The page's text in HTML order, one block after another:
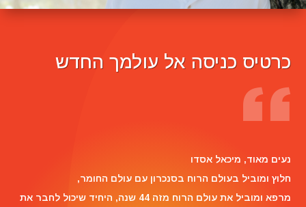
כרטיס כניסה אל עולמך החדש
Reviewer Name
נעים מאוד, ‏מיכאל אסדו
חלוץ ומוביל בעולם הרוח בסנכרון עם עולם החומר,
מרפא ומוביל את עולם הרוח מזה 44 שנה, היחיד שיכול לחבר את